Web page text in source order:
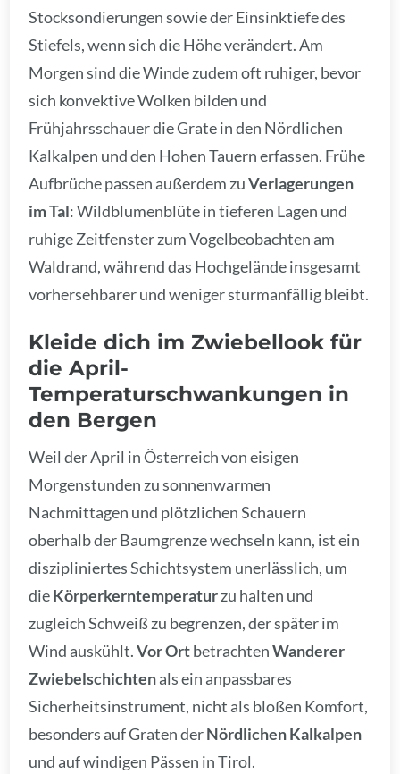
Stocksondierungen sowie der Einsinktiefe des
Stiefels, wenn sich die Höhe verändert. Am
Morgen sind die Winde zudem oft ruhiger, bevor
sich konvektive Wolken bilden und
Frühjahrsschauer die Grate in den Nördlichen
Kalkalpen und den Hohen Tauern erfassen. Frühe
Aufbrüche passen außerdem zuVerlagerungen
im Tal: Wildblumenblüte in tieferen Lagen und
ruhige Zeitfenster zum Vogelbeobachten am
Waldrand, während das Hochgelände insgesamt
vorhersehbarer und weniger sturmanfällig bleibt.
Kleide dich im Zwiebellook für
die April-
Temperaturschwankungen in
den Bergen
Weil der April in Österreich von eisigen
Morgenstunden zu sonnenwarmen
Nachmittagen und plötzlichen Schauern
oberhalb der Baumgrenze wechseln kann, ist ein
diszipliniertes Schichtsystem unerlässlich, um
dieKörperkerntemperaturzu halten und
zugleich Schweiß zu begrenzen, der später im
Wind auskühlt.Vor OrtbetrachtenWanderer
Zwiebelschichtenals ein anpassbares
Sicherheitsinstrument, nicht als bloßen Komfort,
besonders auf Graten derNördlichen Kalkalpen
und auf windigen Pässen in Tirol.